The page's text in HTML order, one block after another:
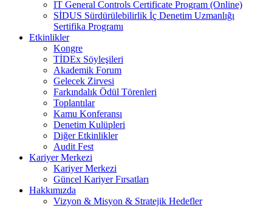
IT General Controls Certificate Program (Online)
SİDUS Sürdürülebilirlik İç Denetim Uzmanlığı
Sertifika Programı
Etkinlikler
Kongre
TİDEx Söyleşileri
Akademik Forum
Gelecek Zirvesi
Farkındalık Ödül Törenleri
Toplantılar
Kamu Konferansı
Denetim Kulüpleri
Diğer Etkinlikler
Audit Fest
Kariyer Merkezi
Kariyer Merkezi
Güncel Kariyer Fırsatları
Hakkımızda
Vizyon & Misyon & Stratejik Hedefler